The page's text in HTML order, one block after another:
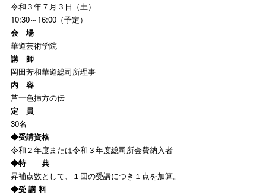
令和３年７月３日（土）
10:30～16:00（予定）
会 場
華道芸術学院
講 師
岡田芳和華道総司所理事
内 容
芦一色挿方の伝
定 員
30名
◆受講資格
令和２年度または令和３年度総司所会費納入者
◆特 典
昇補点数として、１回の受講につき１点を加算。
◆受 講 料